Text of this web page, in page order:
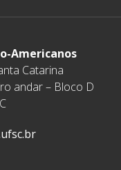
Americanos
Catarina
andar – Bloco D